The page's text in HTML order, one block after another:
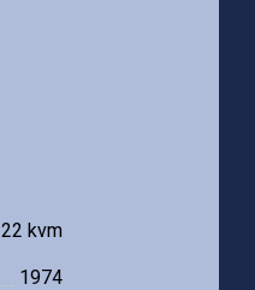
22 kvm
1974